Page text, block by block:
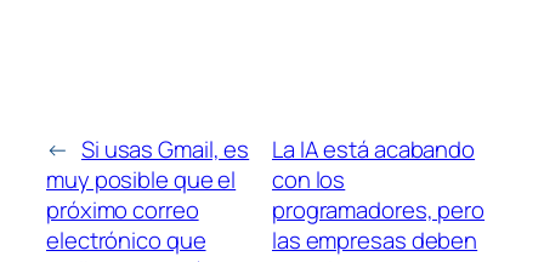
← Si usas Gmail, es
muy posible que el
próximo correo
electrónico que
La IA está acabando
con los
programadores, pero
las empresas deben